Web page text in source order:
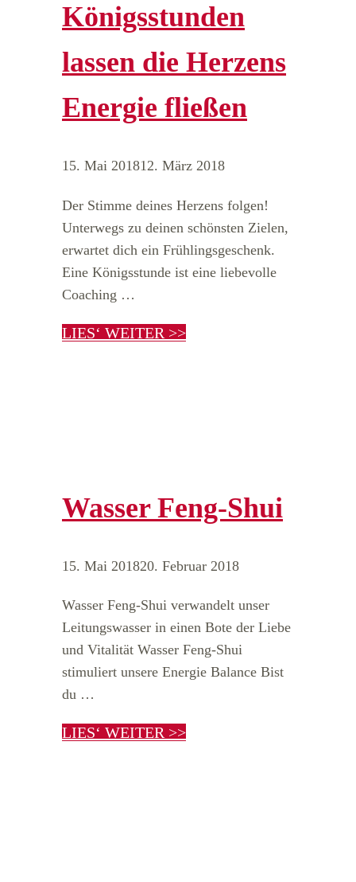
Königsstunden
lassen die Herzens
Energie fließen
15. Mai 201812. März 2018
Der Stimme deines Herzens folgen!
Unterwegs zu deinen schönsten Zielen,
erwartet dich ein Frühlingsgeschenk.
Eine Königsstunde ist eine liebevolle
Coaching …
LIES‘ WEITER >>
Wasser Feng-Shui
15. Mai 201820. Februar 2018
Wasser Feng-Shui verwandelt unser
Leitungswasser in einen Bote der Liebe
und Vitalität Wasser Feng-Shui
stimuliert unsere Energie Balance Bist
du …
LIES‘ WEITER >>